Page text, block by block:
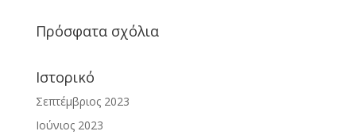
Πρόσφατα σχόλια
Ιστορικό
Σεπτέμβριος 2023
Ιούνιος 2023